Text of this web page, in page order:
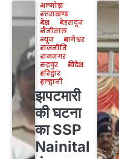
अल्मोड़ा
उत्तराखण्ड
देश
देहरादून
नैनीताल
न्यूज
बागेश्वर
राजनीति
रामनगर
रुद्रपुर
विदेश
हरिद्वार
हल्द्वानी
झपटमारी
की घटना
का SSP
Nainital